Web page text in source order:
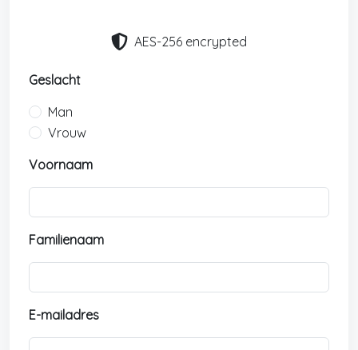
AES-256 encrypted
Geslacht
Man
Vrouw
Voornaam
Familienaam
E-mailadres